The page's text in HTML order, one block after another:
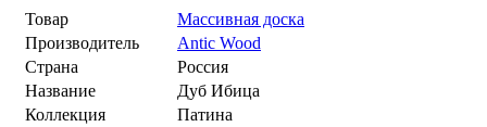
Товар
Массивная доска
Производитель
Antic Wood
Страна
Россия
Название
Дуб Ибица
Коллекция
Патина